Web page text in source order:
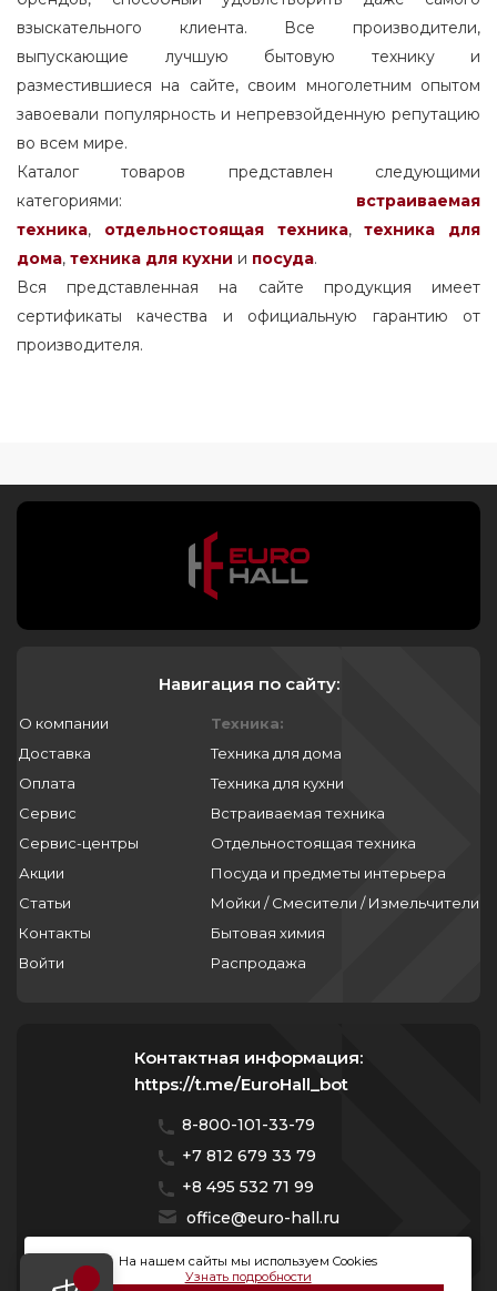
взыскательного клиента. Все производители,
выпускающие лучшую бытовую технику и
разместившиеся на сайте, своим многолетним опытом
завоевали популярность и непревзойденную репутацию
во всем мире.
Каталог товаров представлен следующими
категориями: встраиваемая
техника, отдельностоящаятехника,
техника для
дома, техника для кухни и посуда.
Вся представленная на сайте продукция имеет
сертификаты качества и официальную гарантию от
производителя.
Навигация по сайту:
О компании
Доставка
Оплата
Сервис
Сервис-центры
Акции
Статьи
Контакты
Войти
Техника:
Техника для дома
Техника для кухни
Встраиваемая техника
Отдельностоящая техника
Посуда и предметы интерьера
Мойки / Смесители / Измельчители
Бытовая химия
Распродажа
Контактная информация:
https://t.me/EuroHall_bot
8-800-101-33-79
+7 812 679 33 79
+8 495 532 71 99
office@euro-hall.ru
Санкт-Петербург, ул. Куйбышева, д. 38/40
На нашем сайты мы используем Cookies
Узнать подробности